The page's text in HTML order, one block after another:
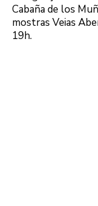
Cabaña de los
mostras Veias
19h.